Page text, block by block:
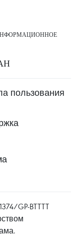
пользования
GP-BTTTT